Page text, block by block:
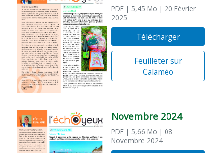
PDF | 5,45 Mo | 20 Février
2025
Télécharger
Feuilleter sur
Calaméo
Novembre 2024
PDF | 5,66 Mo | 08
Novembre 2024